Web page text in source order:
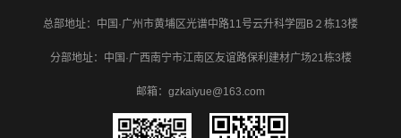
总部地址：中国·广州市黄埔区光谱中路11号云升科学园B２栋13楼
分部地址：中国·广西南宁市江南区友谊路保利建材广场21栋3楼
邮箱：gzkaiyue@163.com